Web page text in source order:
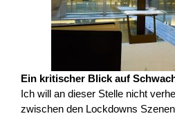
Ein kritischer Blick auf
Ich will an dieser Stelle nicht
zwischen den Lockdowns